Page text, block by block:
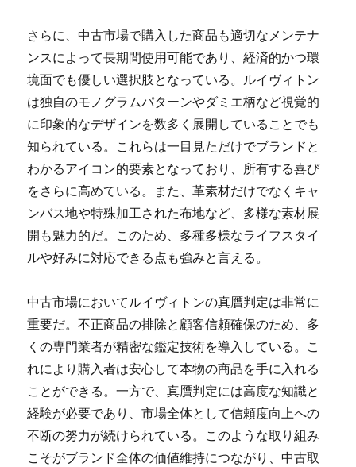
さらに、中古市場で購入した商品も適切なメンテナ
ンスによって長期間使用可能であり、経済的かつ環
境面でも優しい選択肢となっている。ルイヴィトン
は独自のモノグラムパターンやダミエ柄など視覚的
に印象的なデザインを数多く展開していることでも
知られている。これらは一目見ただけでブランドと
わかるアイコン的要素となっており、所有する喜び
をさらに高めている。また、革素材だけでなくキャ
ンバス地や特殊加工された布地など、多様な素材展
開も魅力的だ。このため、多種多様なライフスタイ
ルや好みに対応できる点も強みと言える。
中古市場においてルイヴィトンの真贋判定は非常に
重要だ。不正商品の排除と顧客信頼確保のため、多
くの専門業者が精密な鑑定技術を導入している。こ
れにより購入者は安心して本物の商品を手に入れる
ことができる。一方で、真贋判定には高度な知識と
経験が必要であり、市場全体として信頼度向上への
不断の努力が続けられている。このような取り組み
こそがブランド全体の価値維持につながり、中古取